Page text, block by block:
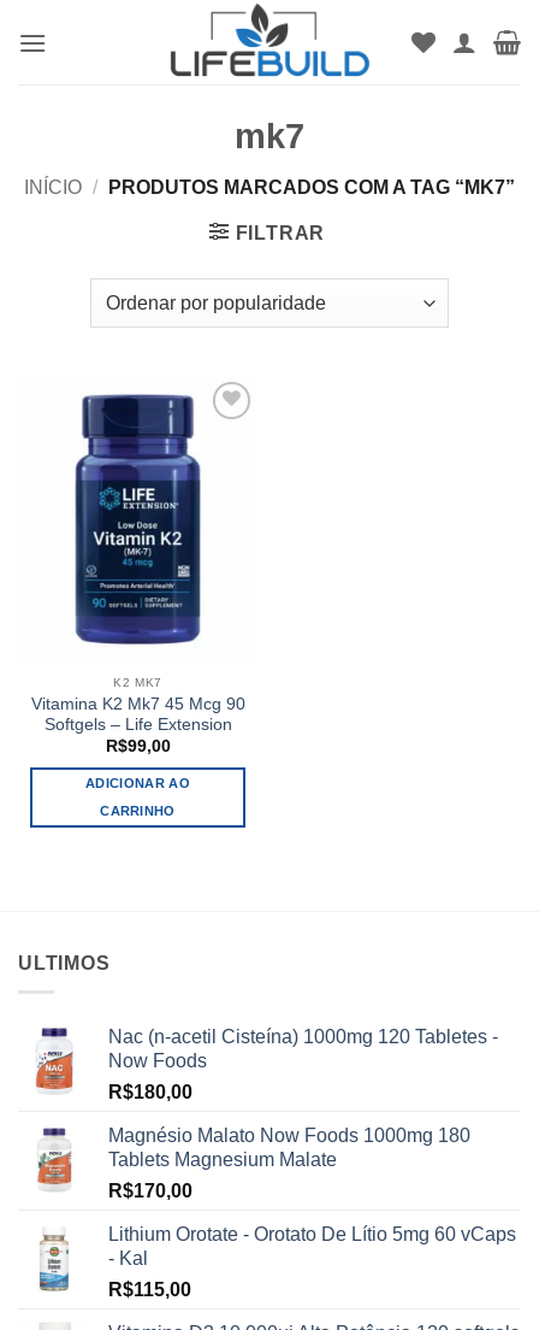
mk7
INÍCIO / PRODUTOS MARCADOS COM A TAG “MK7”
FILTRAR
K2 MK7
Vitamina K2 Mk7 45 Mcg 90
Softgels – Life Extension
R$99,00
ADICIONAR AO
CARRINHO
ULTIMOS
Nac (n-acetil Cisteína) 1000mg 120 Tabletes -
Now Foods
R$180,00
Magnésio Malato Now Foods 1000mg 180
Tablets Magnesium Malate
R$170,00
Lithium Orotate - Orotato De Lítio 5mg 60 vCaps
- Kal
R$115,00